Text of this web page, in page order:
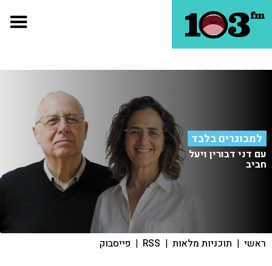
למבוגרים בלבד
עם דני דבורין ויעל
חביב
ראשי | תוכניות מלאות |
RSS
| פייסבוק